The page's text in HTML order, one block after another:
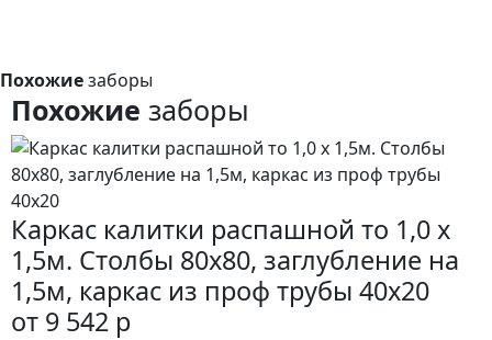
Похожиезаборы
Похожие заборы
Каркас калитки распашной то 1,0 x
1,5м. Столбы 80х80, заглубление на
1,5м, каркас из проф трубы 40х20
от 9 542 р